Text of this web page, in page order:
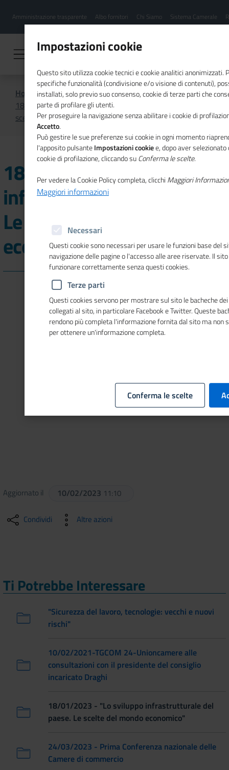
contenuto
Menu
hamburgher
Amministrazione trasparente Albo fornitori Chi Siamo Sistema Camerale
Home
Video
18/01/2023 - "Lo sviluppo infrastrutturale del paese. Le
scelte del mondo economico"
18/01/2023 - "Lo sviluppo
infrastrutturale del paese.
Le scelte del mondo
economico"
Abilitare i cookie di terze parti per visualizzare il contenuto.
Clicca quie successivamente suimpostazioni cookieper
abilitarli
Aggiornato il 10/02/2023 11:10
Condividi Altre azioni
Ti Potrebbe Interessare
"Sicurezza del lavoro, tecnologie: vecchi e nuovi
rischi"
10/02/2021-TGCOM 24-Unioncamere alle
consultazioni con il presidente del consiglio
incaricato Draghi
18/01/2023 - "Lo sviluppo infrastrutturale del
paese. Le scelte del mondo economico"
24/03/2023 - Prima Conferenza nazionale delle
Camere di commercio
Impostazioni cookie
Questo sito utilizza cookie tecnici e cookie analitici anonimizzati.
specifiche funzionalità (condivisione e/o visione di contenuti),
installati, solo previo suo consenso, cookie di terze parti che
parte di profilare gli utenti.
Per proseguire la navigazione senza abilitare i cookie di
Accetto.
Può gestire le sue preferenze sui cookie in ogni momento
l'apposito pulsanteImpostazioni cookiee, dopo aver
cookie di profilazione, cliccando suConferma le scelte.
Per vedere la Cookie Policy completa, clicchi Maggiori
Maggiori informazioni
Necessari
Questi cookie sono necessari per usare le funzioni base del
navigazione delle pagine o l'accesso alle aree riservate. Il
funzionare correttamente senza questi cookies.
Terze parti
Questi cookies servono per mostrare sul sito le bacheche
collegati al sito, in particolare Facebook e Twitter. Queste
rendono più completa l'informazione fornita dal sito ma non
per ottenere un'informazione completa.
Conferma le scelte